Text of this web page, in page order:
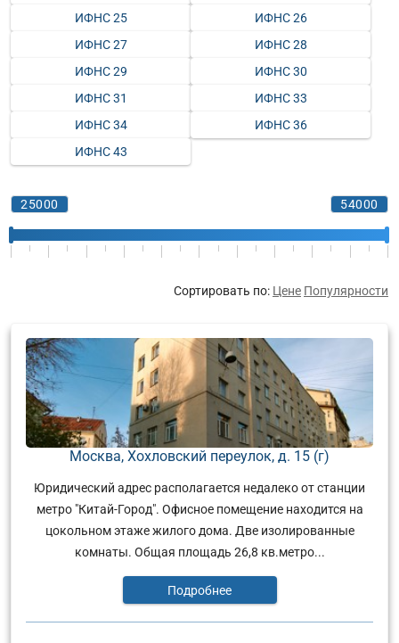
ИФНС 25
ИФНС 26
ИФНС 27
ИФНС 28
ИФНС 29
ИФНС 30
ИФНС 31
ИФНС 33
ИФНС 34
ИФНС 36
ИФНС 43
Сортировать по: Цене Популярности
Москва, Хохловский переулок, д. 15 (г)
Юридический адрес располагается недалеко от станции
метро "Китай-Город". Офисное помещение находится на
цокольном этаже жилого дома. Две изолированные
комнаты. Общая площадь 26,8 кв.метро...
Подробнее